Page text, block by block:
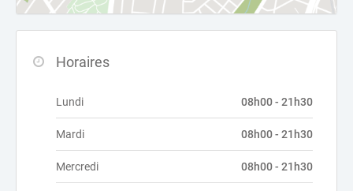
Horaires
Lundi 08h00 - 21h30
Mardi 08h00 - 21h30
Mercredi 08h00 - 21h30